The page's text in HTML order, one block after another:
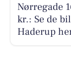
Nørregade
kr.: Se de
Haderup